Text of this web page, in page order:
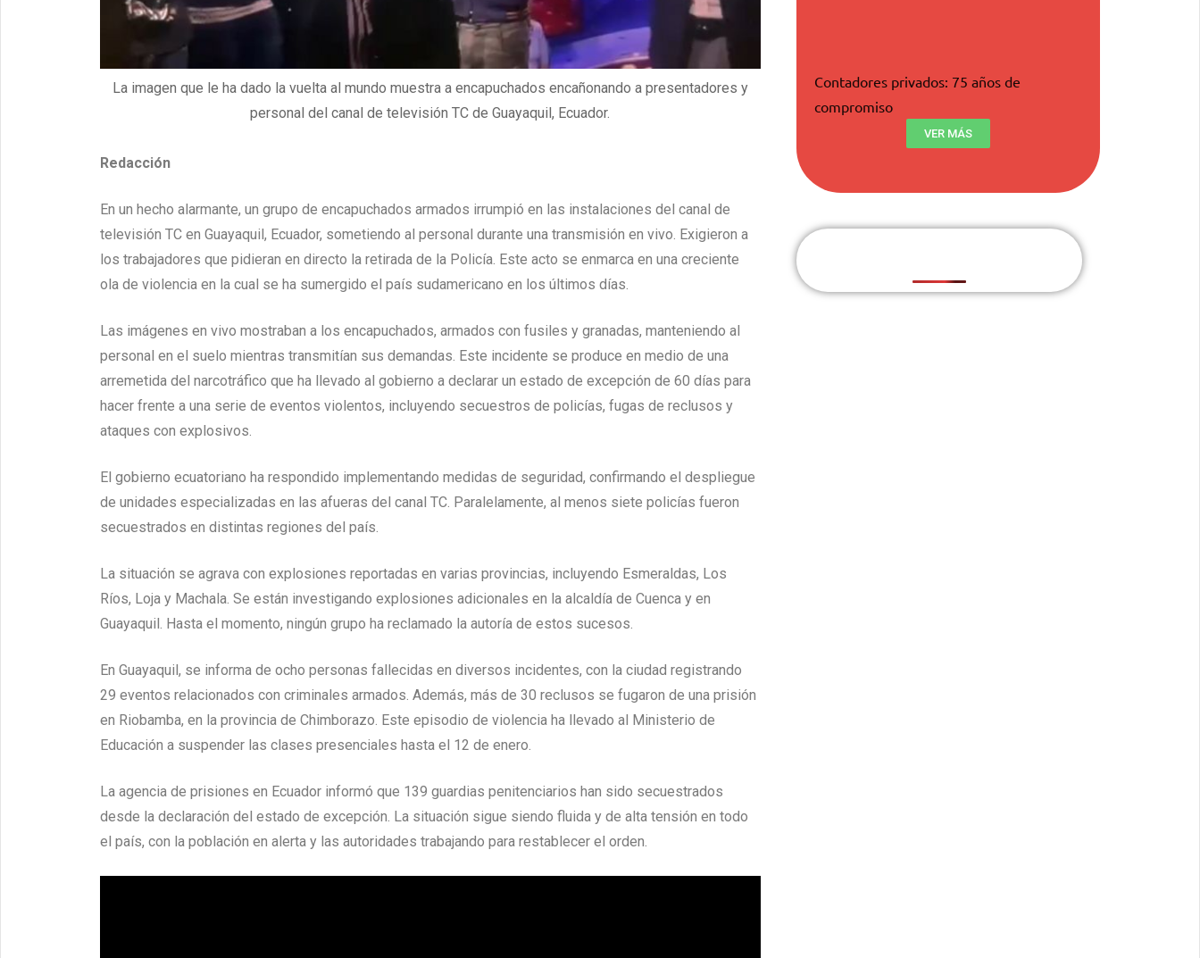
La imagen que le ha dado la vuelta al mundo muestra a encapuchados encañonando a presentadores y
personal del canal de televisión TC de Guayaquil, Ecuador.
Redacción
En un hecho alarmante, un grupo de encapuchados armados irrumpió en las instalaciones del canal de
televisión TC en Guayaquil, Ecuador, sometiendo al personal durante una transmisión en vivo. Exigieron a
los trabajadores que pidieran en directo la retirada de la Policía. Este acto se enmarca en una creciente
ola de violencia en la cual se ha sumergido el país sudamericano en los últimos días.
Las imágenes en vivo mostraban a los encapuchados, armados con fusiles y granadas, manteniendo al
personal en el suelo mientras transmitían sus demandas. Este incidente se produce en medio de una
arremetida del narcotráfico que ha llevado al gobierno a declarar un estado de excepción de 60 días para
hacer frente a una serie de eventos violentos, incluyendo secuestros de policías, fugas de reclusos y
ataques con explosivos.
El gobierno ecuatoriano ha respondido implementando medidas de seguridad, confirmando el despliegue
de unidades especializadas en las afueras del canal TC. Paralelamente, al menos siete policías fueron
secuestrados en distintas regiones del país.
La situación se agrava con explosiones reportadas en varias provincias, incluyendo Esmeraldas, Los
Ríos, Loja y Machala. Se están investigando explosiones adicionales en la alcaldía de Cuenca y en
Guayaquil. Hasta el momento, ningún grupo ha reclamado la autoría de estos sucesos.
En Guayaquil, se informa de ocho personas fallecidas en diversos incidentes, con la ciudad registrando
29 eventos relacionados con criminales armados. Además, más de 30 reclusos se fugaron de una prisión
en Riobamba, en la provincia de Chimborazo. Este episodio de violencia ha llevado al Ministerio de
Educación a suspender las clases presenciales hasta el 12 de enero.
La agencia de prisiones en Ecuador informó que 139 guardias penitenciarios han sido secuestrados
desde la declaración del estado de excepción. La situación sigue siendo fluida y de alta tensión en todo
el país, con la población en alerta y las autoridades trabajando para restablecer el orden.
Contadores privados: 75 años de
compromiso
VER MÁS